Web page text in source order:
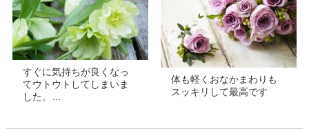
すぐに気持ちが良くなっ
てウトウトしてしまいま
した。…
体も軽くおなかまわりも
スッキリして最高です